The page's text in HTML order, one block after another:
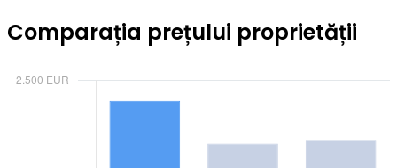
Comparația prețului proprietății